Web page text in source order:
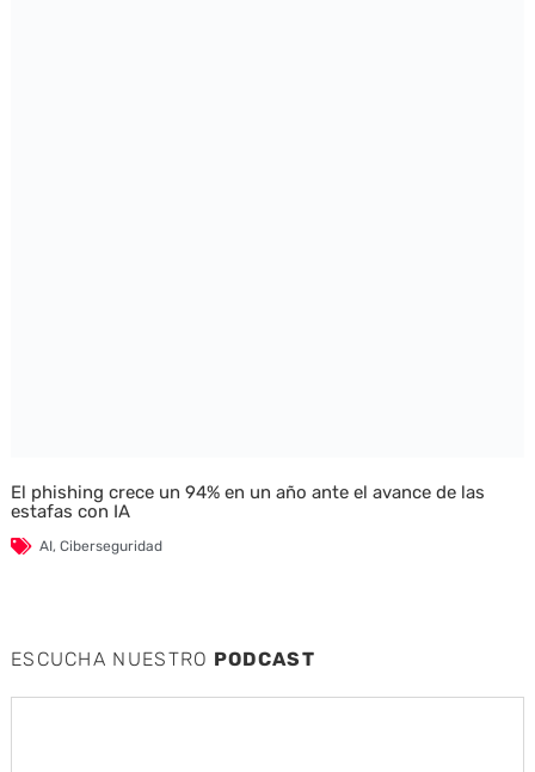
El phishing crece un 94% en un año ante el avance de las
estafas con IA
AI, Ciberseguridad
ESCUCHA NUESTRO PODCAST